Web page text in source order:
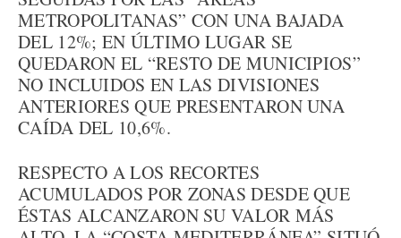
METROPOLITANAS” CON UNA BAJADA
DEL 12%; EN ÚLTIMO LUGAR SE
QUEDARON EL “RESTO DE MUNICIPIOS”
NO INCLUIDOS EN LAS DIVISIONES
ANTERIORES QUE PRESENTARON UNA
CAÍDA DEL 10,6%.
RESPECTO A LOS RECORTES
ACUMULADOS POR ZONAS DESDE QUE
ÉSTAS ALCANZARON SU VALOR MÁS